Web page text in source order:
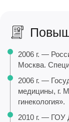
2006 г. —
Москва.
2006 г. —
медицины, г.
гинекология».
2010 г. — ГОУ